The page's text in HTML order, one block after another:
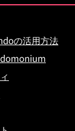
の活用方法